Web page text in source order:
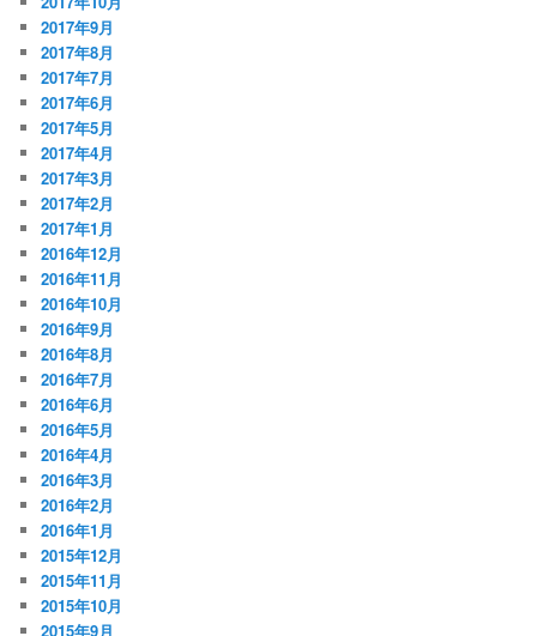
2017年9月
2017年8月
2017年7月
2017年6月
2017年5月
2017年4月
2017年3月
2017年2月
2017年1月
2016年12月
2016年11月
2016年10月
2016年9月
2016年8月
2016年7月
2016年6月
2016年5月
2016年4月
2016年3月
2016年2月
2016年1月
2015年12月
2015年11月
2015年10月
2015年9月